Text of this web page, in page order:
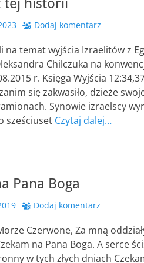
tej historii
Dodaj komentarz
temat wyjścia Izraelitów z
Chilczuka na
r. Księga Wyjścia
się zakwasiło, dzieże
Synowie izraelscy
sześciuset Czytaj dalej…
Pana Boga
Dodaj komentarz
Czerwone, Za mną
na Pana Boga. A serce
w tych złych dniach